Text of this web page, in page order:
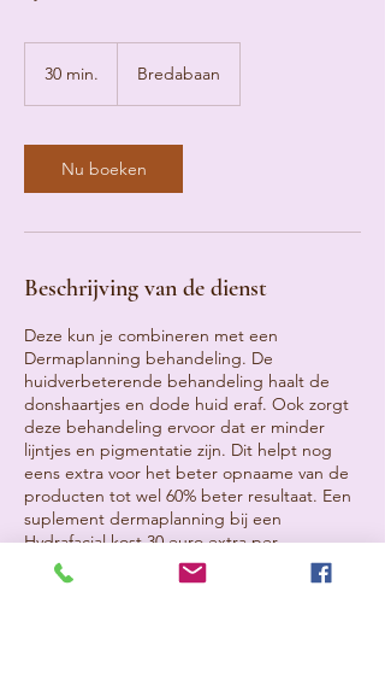
30 min.
i
n
.
Bredabaan
Nu boeken
Beschrijving van de dienst
Deze kun je combineren met een
Dermaplanning behandeling. De
huidverbeterende behandeling haalt de
donshaartjes en dode huid eraf. Ook zorgt
deze behandeling ervoor dat er minder
lijntjes en pigmentatie zijn. Dit helpt nog
eens extra voor het beter opnaame van de
producten tot wel 60% beter resultaat. Een
suplement dermaplanning bij een
Hydrafacial kost 30 euro extra per